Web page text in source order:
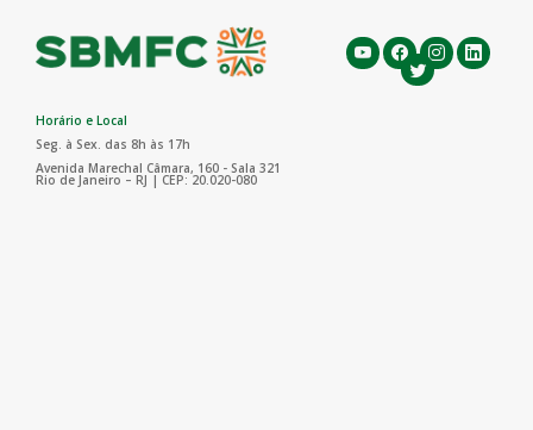
Horário e Local
Seg. à Sex. das 8h às 17h
Avenida Marechal Câmara, 160 - Sala 321
Rio de Janeiro – RJ | CEP: 20.020-080